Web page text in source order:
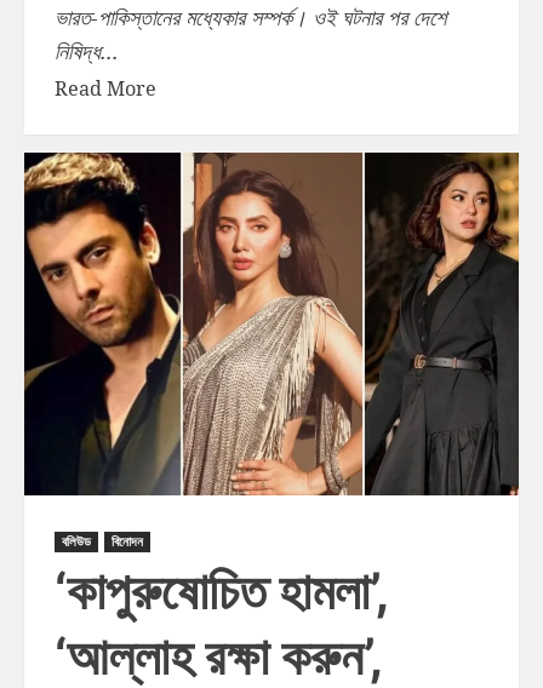
ভারত-পাকিস্তানের মধ্যেকার সম্পর্ক। ওই ঘটনার পর দেশে
নিষিদ্ধ...
Read More
বলিউড বিনোদন
‘কাপুরুষোচিত হামলা’,
‘আল্লাহ রক্ষা করুন’,